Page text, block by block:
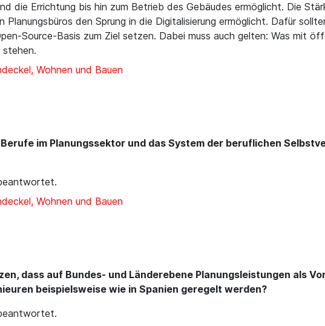
die Errichtung bis hin zum Betrieb des Gebäudes ermöglicht. Die
den Sprung in die Digitalisierung ermöglicht. Dafür
Source-Basis zum Ziel setzen. Dabei muss auch gelten: Was mit
Wohnen und Bauen
im Planungssektor und das System der beruflichen
Wohnen und Bauen
dass auf Bundes- und Länderebene Planungsleistungen als
beispielsweise wie in Spanien geregelt werden?